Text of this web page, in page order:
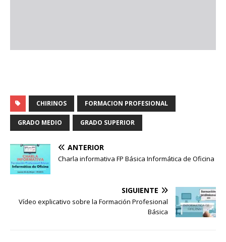
CHIRINOS FORMACION PROFESIONAL
GRADO MEDIO GRADO SUPERIOR
ANTERIOR
Charla informativa FP Básica Informática de Oficina
SIGUIENTE
Vídeo explicativo sobre la Formación Profesional
Básica